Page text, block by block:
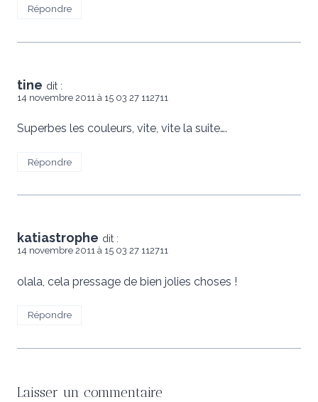
Répondre
tine dit :
14 novembre 2011 à 15 03 27 112711
Superbes les couleurs, vite, vite la suite….
Répondre
katiastrophe dit :
14 novembre 2011 à 15 03 27 112711
olala, cela pressage de bien jolies choses !
Répondre
Laisser un commentaire